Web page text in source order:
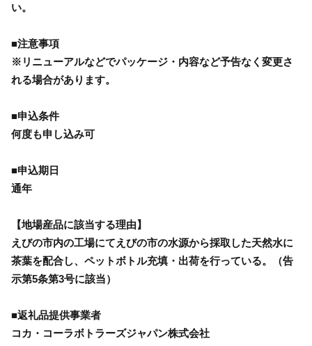
い。
■注意事項
※リニューアルなどでパッケージ・内容など予告なく変更さ
れる場合があります。
■申込条件
何度も申し込み可
■申込期日
通年
【地場産品に該当する理由】
えびの市内の工場にてえびの市の水源から採取した天然水に
茶葉を配合し、ペットボトル充填・出荷を行っている。（告
示第5条第3号に該当）
■返礼品提供事業者
コカ・コーラボトラーズジャパン株式会社